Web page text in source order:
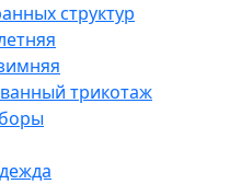
структур
трикотаж